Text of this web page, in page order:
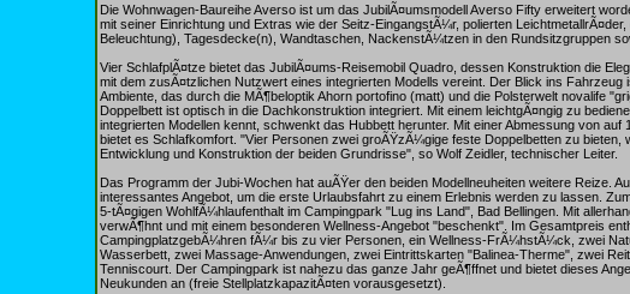
Die Wohnwagen-Baureihe Averso ist um das JubilÃ¤umsmodell Averso Fifty erweitert
mit seiner Einrichtung und Extras wie der Seitz-EingangstÃ¼r, polierten
Beleuchtung), Tagesdecke(n), Wandtaschen, NackenstÃ¼tzen in den Rundsitzgruppen
Vier SchlafplÃ¤tze bietet das JubilÃ¤ums-Reisemobil Quadro, dessen Konstruktion die
mit dem zusÃ¤tzlichen Nutzwert eines integrierten Modells vereint. Der Blick ins Fahrzeug
Ambiente, das durch die MÃ¶beloptik Ahorn portofino (matt) und die Polsterwelt novalife
Doppelbett ist optisch in die Dachkonstruktion integriert. Mit einem leichtgÃ¤ngig zu
integrierten Modellen kennt, schwenkt das Hubbett herunter. Mit einer Abmessung von
bietet es Schlafkomfort. "Vier Personen zwei groÃŸzÃ¼gige feste Doppelbetten zu bieten,
Entwicklung und Konstruktion der beiden Grundrisse", so Wolf Zeidler, technischer Leiter.
Das Programm der Jubi-Wochen hat auÃŸer den beiden Modellneuheiten weitere Reize.
interessantes Angebot, um die erste Urlaubsfahrt zu einem Erlebnis werden zu lassen.
5-tÃ¤gigen WohlfÃ¼hlaufenthalt im Campingpark "Lug ins Land", Bad Bellingen. Mit
verwÃ¶hnt und mit einem besonderen Wellness-Angebot "beschenkt". Im Gesamtpreis
CampingplatzgebÃ¼hren fÃ¼r bis zu vier Personen, ein Wellness-FrÃ¼hstÃ¼ck, zwei
Wasserbett, zwei Massage-Anwendungen, zwei Eintrittskarten "Balinea-Therme", zwei
Tenniscourt. Der Campingpark ist nahezu das ganze Jahr geÃ¶ffnet und bietet dieses
Neukunden an (freie StellplatzkapazitÃ¤ten vorausgesetzt).